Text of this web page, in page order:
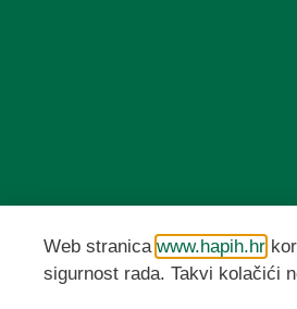
Web stranica www.hapih.hr
sigurnost rada. Takvi kolačići